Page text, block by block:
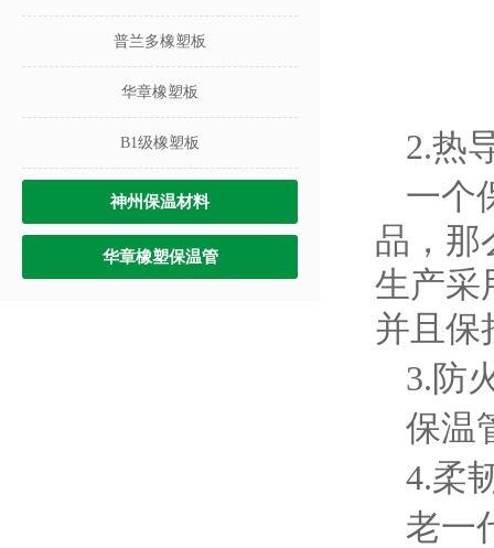
普兰多橡塑板
华章橡塑板
B1级橡塑板
神州保温材料
华章橡塑保温管
2.热
一个
品，那
生产采
并且保
3.防
保温
4.柔
老一